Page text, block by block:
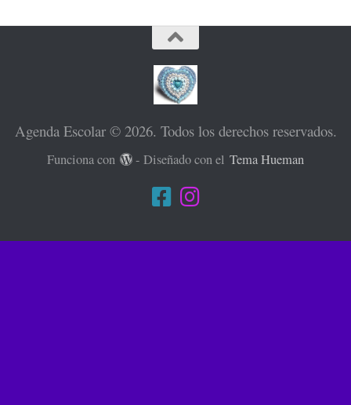
Agenda Escolar © 2026. Todos los derechos reservados.
Funciona con - Diseñado con elTema Hueman